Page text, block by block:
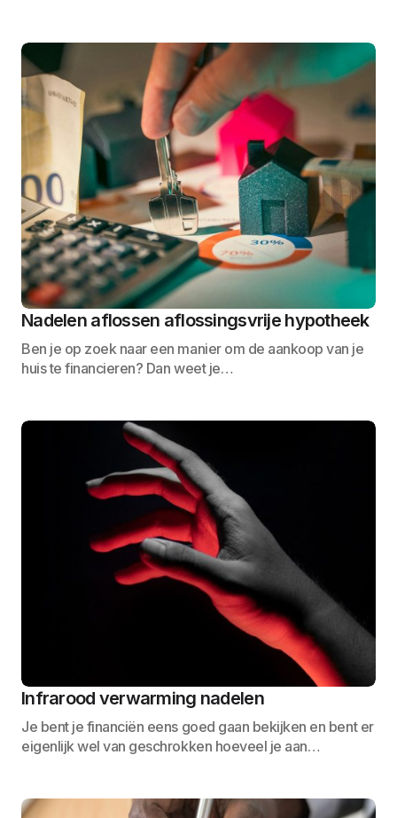
Nadelen aflossen aflossingsvrije hypotheek
Ben je op zoek naar een manier om de aankoop van je
huis te financieren? Dan weet je…
Infrarood verwarming nadelen
Je bent je financiën eens goed gaan bekijken en bent er
eigenlijk wel van geschrokken hoeveel je aan…